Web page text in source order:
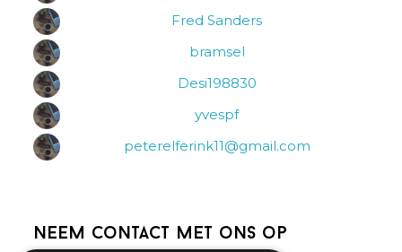
Fred Sanders
bramsel
Desi198830
yvespf
peterelferink11@gmail.com
Neem contact met ons op